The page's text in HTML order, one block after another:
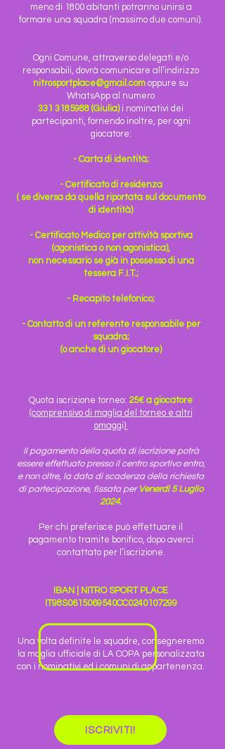
meno di 1800 abitanti potranno unirsi a
formare una squadra (massimo due comuni).
Ogni Comune, attraverso delegati e/o
responsabili, dovrà comunicare all’indirizzo
nitrosportplace@gmail.com oppure su
WhatsApp al numero
331 3185988 (Giulia)i nominativi dei
partecipanti, fornendo inoltre, per ogni
giocatore:
- Carta di identità;
- Certificato di residenza
( se diversa da quella riportata sul documento
di identità)
- Certificato Medico per attività sportiva
(agonistica o non agonistica),
non necessario se già in possesso di una
tessera F.I.T.;
- Recapito telefonico;
- Contatto di un referente responsabile per
squadra;
(o anche di un giocatore)
Quota iscrizione torneo: 25€ a giocatore
(comprensivo di maglia del torneo e altri
omaggi) ​
Il pagamento della quota di iscrizione potrà
essere effettuato presso il centro sportivo entro,
e non oltre, la data di scadenza della richiesta
di partecipazione, fissata per Venerdì 5 Luglio
2024.
Per chi preferisce può effettuare il
pagamento tramite bonifico, dopo averci
contattato per l’iscrizione.
IBAN | NITRO SPORT PLACE
IT98S0615069540CC0240107299
Una volta definite le squadre, consegneremo
la maglia ufficiale di LA COPA personalizzata
con i nominativi ed i comuni di appartenenza.
ISCRIVITI!